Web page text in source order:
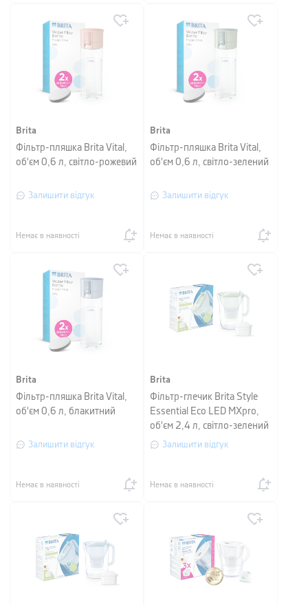
Brita
Фільтр-пляшка Brita Vital,
об'єм 0,6 л, світло-рожевий
Залишити відгук
Немає в наявності
Brita
Фільтр-пляшка Brita Vital,
об'єм 0,6 л, світло-зелений
Залишити відгук
Немає в наявності
Brita
Фільтр-пляшка Brita Vital,
об'єм 0,6 л, блакитний
Залишити відгук
Немає в наявності
Brita
Фільтр-глечик Brita Style
Essential Eco LED MXpro,
об'єм 2,4 л, світло-зелений
Залишити відгук
Немає в наявності